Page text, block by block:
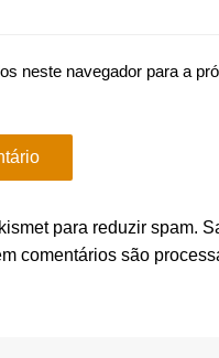
neste navegador para a
para reduzir spam.
comentários são